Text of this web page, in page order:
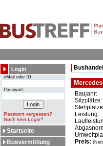
Login
eMail oder ID:
Passwort:
Passwort vergessen?
Noch kein Login?
Startseite
Busvermittlung
Baujahr:
Sitzplätze:
Leistung:
Preis: